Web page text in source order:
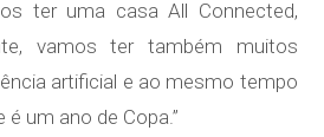
ter uma casa All Connected,
vamos ter também muitos
artificial e ao mesmo tempo
é um ano de Copa.”